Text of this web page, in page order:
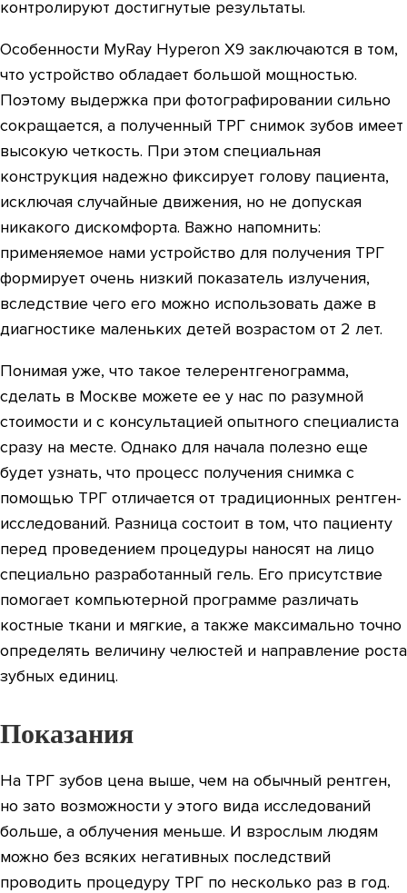
контролируют достигнутые результаты.
Особенности MyRay Hyperon X9 заключаются в том,
что устройство обладает большой мощностью.
Поэтому выдержка при фотографировании сильно
сокращается, а полученный ТРГ снимок зубов имеет
высокую четкость. При этом специальная
конструкция надежно фиксирует голову пациента,
исключая случайные движения, но не допуская
никакого дискомфорта. Важно напомнить:
применяемое нами устройство для получения ТРГ
формирует очень низкий показатель излучения,
вследствие чего его можно использовать даже в
диагностике маленьких детей возрастом от 2 лет.
Понимая уже, что такое телерентгенограмма,
сделать в Москве можете ее у нас по разумной
стоимости и с консультацией опытного специалиста
сразу на месте. Однако для начала полезно еще
будет узнать, что процесс получения снимка с
помощью ТРГ отличается от традиционных рентген-
исследований. Разница состоит в том, что пациенту
перед проведением процедуры наносят на лицо
специально разработанный гель. Его присутствие
помогает компьютерной программе различать
костные ткани и мягкие, а также максимально точно
определять величину челюстей и направление роста
зубных единиц.
Показания
На ТРГ зубов цена выше, чем на обычный рентген,
но зато возможности у этого вида исследований
больше, а облучения меньше. И взрослым людям
можно без всяких негативных последствий
проводить процедуру ТРГ по несколько раз в год.